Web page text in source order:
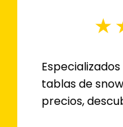
tablas de
precios,
Villeneuve,